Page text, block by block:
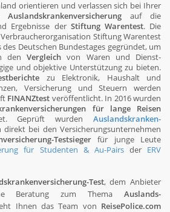
orientieren und verlassen sich bei Ihrer
Auslandskrankenversicherung auf die
Ergebnisse der Stiftung Warentest. Die
Stiftung Warentest
des Deutschen Bundes­tages gegründet, um
den Vergleich von Waren und Dienst­
und objektive Unterstüt­zung zu bieten.
zu Elektronik, Haushalt und
Versicherung und Steuern werden
FINANZtest veröffentlicht. In 2016 wurden
für lange Reisen
Geprüft wurden Auslandskranken­
direkt bei den Versicherungs­unternehmen
Testsiegerfür junge Leute
für Studenten & Au-Pairsder ERV
Test, dem Anbieter
Beratung zum Thema Auslands-
Ihnen das Team von ReisePolice.com